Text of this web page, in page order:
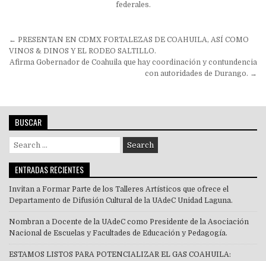
federales.
Navegación
de
entradas
← PRESENTAN EN CDMX FORTALEZAS DE COAHUILA, ASÍ COMO
VINOS & DINOS Y EL RODEO SALTILLO.
Afirma Gobernador de Coahuila que hay coordinación y contundencia
con autoridades de Durango. →
BUSCAR
Search
for:
ENTRADAS RECIENTES
Invitan a Formar Parte de los Talleres Artísticos que ofrece el
Departamento de Difusión Cultural de la UAdeC Unidad Laguna.
Nombran a Docente de la UAdeC como Presidente de la Asociación
Nacional de Escuelas y Facultades de Educación y Pedagogía.
ESTAMOS LISTOS PARA POTENCIALIZAR EL GAS COAHUILA: